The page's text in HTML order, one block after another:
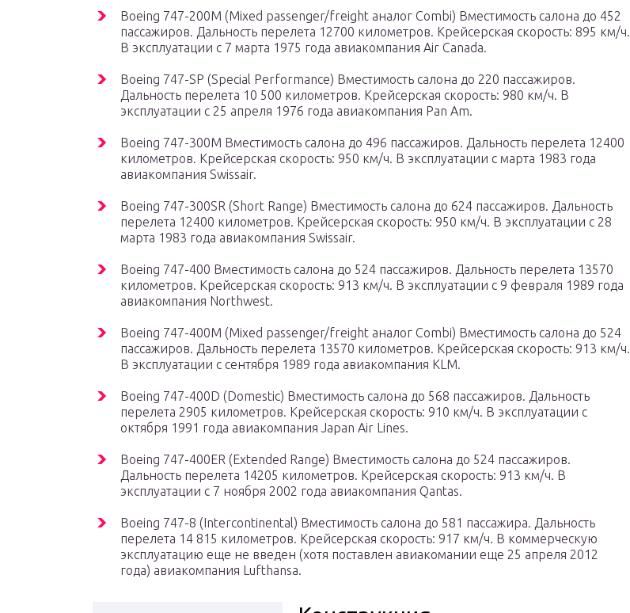
Boeing 747-200M (Mixed passenger/freight аналог Combi) Вместимость салона до 452
пассажиров. Дальность перелета 12700 километров. Крейсерская скорость: 895 км/ч.
В эксплуатации с 7 марта 1975 года авиакомпания Air Canada.
Boeing 747-SP (Special Performance) Вместимость салона до 220 пассажиров.
Дальность перелета 10 500 километров. Крейсерская скорость: 980 км/ч. В
эксплуатации с 25 апреля 1976 года авиакомпания Pan Am.
Boeing 747-300M Вместимость салона до 496 пассажиров. Дальность перелета 12400
километров. Крейсерская скорость: 950 км/ч. В эксплуатации с марта 1983 года
авиакомпания Swissair.
Boeing 747-300SR (Short Range) Вместимость салона до 624 пассажиров. Дальность
перелета 12400 километров. Крейсерская скорость: 950 км/ч. В эксплуатации с 28
марта 1983 года авиакомпания Swissair.
Boeing 747-400 Вместимость салона до 524 пассажиров. Дальность перелета 13570
километров. Крейсерская скорость: 913 км/ч. В эксплуатации с 9 февраля 1989 года
авиакомпания Northwest.
Boeing 747-400M (Mixed passenger/freight аналог Combi) Вместимость салона до 524
пассажиров. Дальность перелета 13570 километров. Крейсерская скорость: 913 км/ч.
В эксплуатации с сентября 1989 года авиакомпания KLM.
Boeing 747-400D (Domestic) Вместимость салона до 568 пассажиров. Дальность
перелета 2905 километров. Крейсерская скорость: 910 км/ч. В эксплуатации с
октября 1991 года авиакомпания Japan Air Lines.
Boeing 747-400ER (Extended Range) Вместимость салона до 524 пассажиров.
Дальность перелета 14205 километров. Крейсерская скорость: 913 км/ч. В
эксплуатации с 7 ноября 2002 года авиакомпания Qantas.
Boeing 747-8 (Intercontinental) Вместимость салона до 581 пассажира. Дальность
перелета 14 815 километров. Крейсерская скорость: 917 км/ч. В коммерческую
эксплуатацию еще не введен (хотя поставлен авиакомании еще 25 апреля 2012
года) авиакомпания Lufthansa.